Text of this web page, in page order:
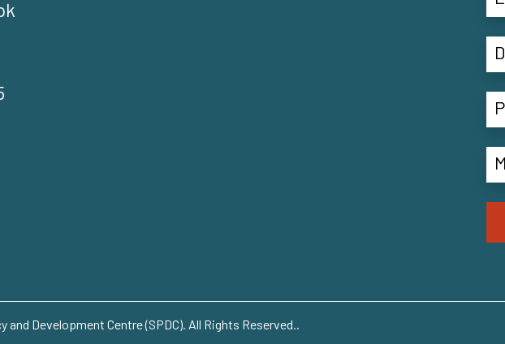
Development Centre (SPDC). All Rights Reserved..